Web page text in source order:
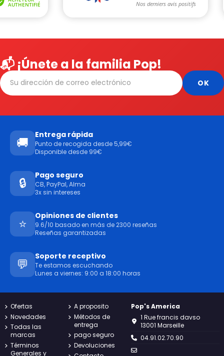
📬 ¡Únete a la familia Pop!
🚚
Entrega rápida
Punto de recogida desde 5,99€
Disponible desde 99€
🔒
Pago seguro
CB, PayPal, Alma
3x sin intereses
⭐
Opiniones de clientes
9.6/10 basado en más de 2300 reseñas
Reseñas garantizadas
💬
Soporte receptivo
Te estamos escuchando
Lunes a viernes: 9:00 a 18:00 horas
Ofertas
Novedades
Todas las
marcas
Términos
Generales y
A proposito
Métodos de
entrega
pago seguro
Devoluciones
Pop's America
1 Rue francis davso
13001 Marseille
04.91.02.70.90